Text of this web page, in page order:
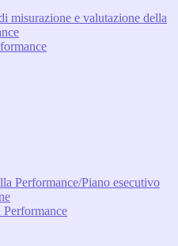
misurazione e valutazione della
Performance/Piano esecutivo